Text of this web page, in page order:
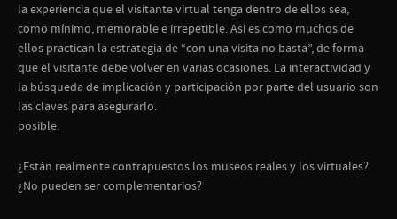
la experiencia que el visitante virtual tenga dentro de ellos sea,
como mínimo, memorable e irrepetible. Así es como muchos de
ellos practican la estrategia de “con una visita no basta”, de forma
que el visitante debe volver en varias ocasiones. La interactividad y
la búsqueda de implicación y participación por parte del usuario son
las claves para asegurarlo.
posible.
¿Están realmente contrapuestos los museos reales y los virtuales?
¿No pueden ser complementarios?